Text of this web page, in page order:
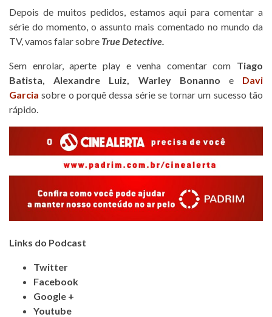
Depois de muitos pedidos, estamos aqui para comentar a
série do momento, o assunto mais comentado no mundo da
TV, vamos falar sobre True Detective.
Sem enrolar, aperte play e venha comentar com Tiago
Batista, Alexandre Luiz, Warley Bonanno e Davi
Garcia sobre o porquê dessa série se tornar um sucesso tão
rápido.
Links do Podcast
Twitter
Facebook
Google +
Youtube